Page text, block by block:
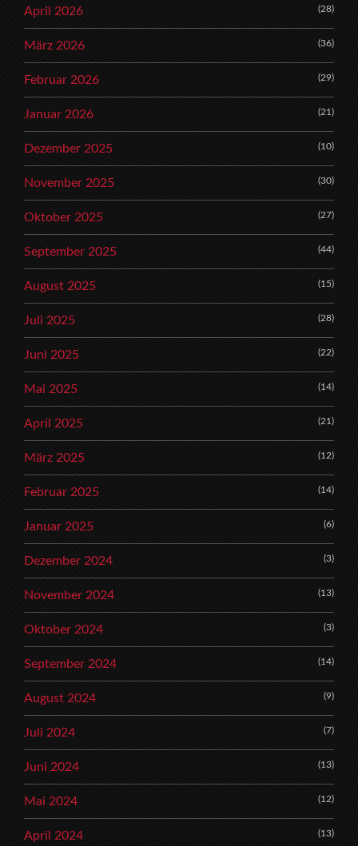
April 2026 (28)
März 2026 (36)
Februar 2026 (29)
Januar 2026 (21)
Dezember 2025 (10)
November 2025 (30)
Oktober 2025 (27)
September 2025 (44)
August 2025 (15)
Juli 2025 (28)
Juni 2025 (22)
Mai 2025 (14)
April 2025 (21)
März 2025 (12)
Februar 2025 (14)
Januar 2025 (6)
Dezember 2024 (3)
November 2024 (13)
Oktober 2024 (3)
September 2024 (14)
August 2024 (9)
Juli 2024 (7)
Juni 2024 (13)
Mai 2024 (12)
April 2024 (13)